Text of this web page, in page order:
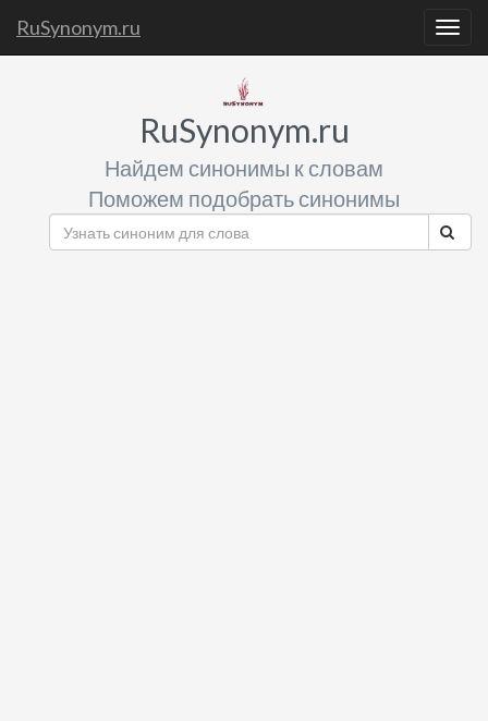
RuSynonym.ru
RuSynonym.ru
Найдем синонимы к словам
Поможем подобрать синонимы